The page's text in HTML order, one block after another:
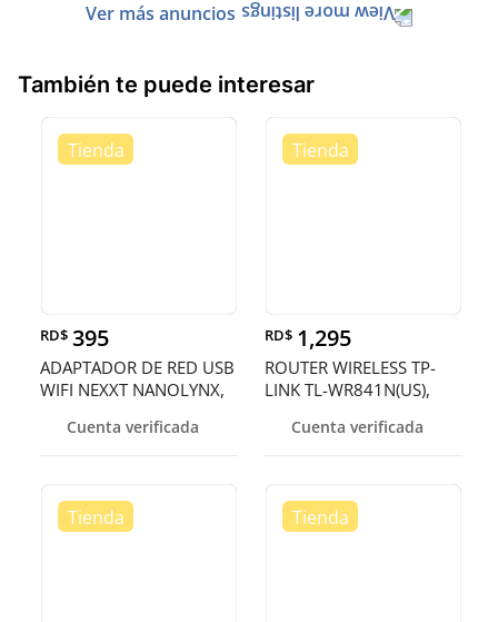
Ver más anuncios
También te puede interesar
RD$ 395
ADAPTADOR DE RED USB
WIFI NEXXT NANOLYNX,
802.11B/G/N.
Cuenta verificada
RD$ 1,295
ROUTER WIRELESS TP-
LINK TL-WR841N(US),
PUERTO WAN + 4
Cuenta verificada